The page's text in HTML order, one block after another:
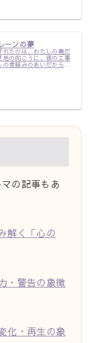
ーンの夢
たのは、わたしの鞄だ
の向こうに、夜の工事
骨組みのあいだから、
へ伸びている。 先端の
の記事もあ
解く「心の
・警告の象徴
化・再生の象